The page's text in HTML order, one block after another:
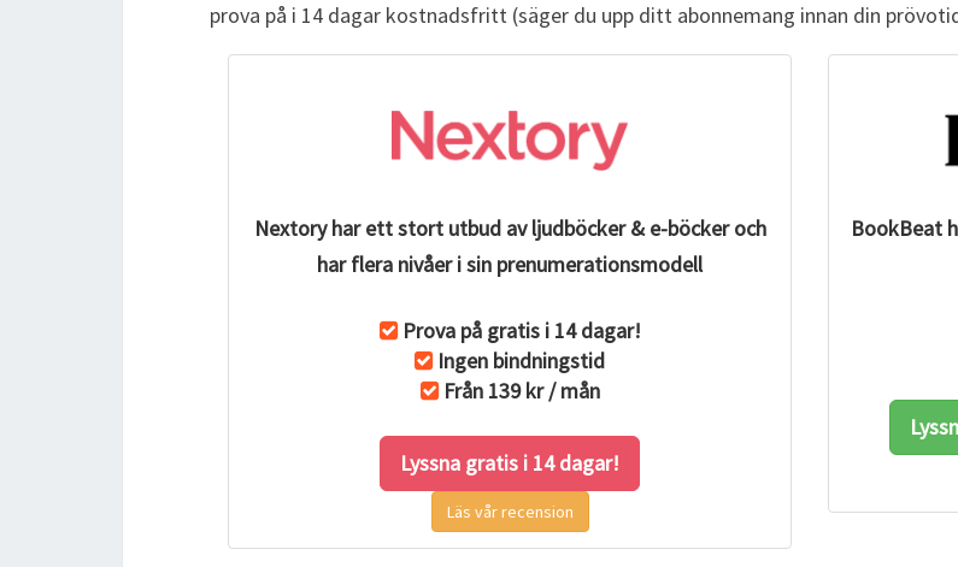
D
prova på i 14 dagar kostnadsfritt (säger du upp ditt abonnemang innan din
Nextory har ett stort utbud av ljudböcker & e-böcker och
har flera nivåer i sin prenumerationsmodell
Prova på gratis i 14 dagar!
Ingen bindningstid
Från 139 kr / mån
Lyssna gratis i 14 dagar!
Läs vår recension
BookBeat